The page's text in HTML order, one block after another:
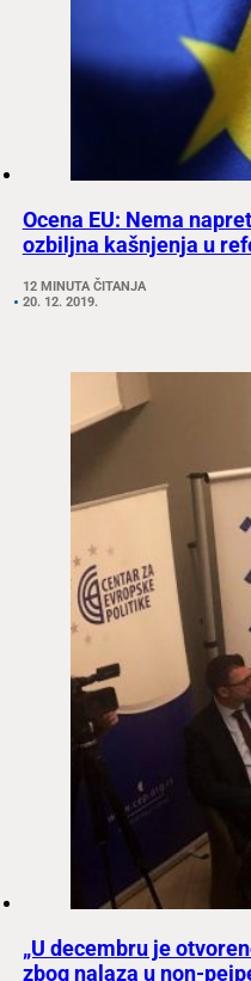
Ocena EU: Nema
ozbiljna kašnjenja u
12 MINUTA ČITANJA
20. 12. 2019.
„U decembru je
zbog nalaza u non-